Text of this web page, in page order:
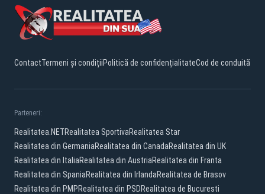
ContactTermeni și condițiiPolitică de confidențialitateCod de conduită
Parteneri:
Realitatea.NETRealitatea SportivaRealitatea Star
Realitatea din GermaniaRealitatea din CanadaRealitatea din UK
Realitatea din ItaliaRealitatea din AustriaRealitatea din Franta
Realitatea din SpaniaRealitatea din IrlandaRealitatea de Brasov
Realitatea din PMPRealitatea din PSDRealitatea de Bucuresti